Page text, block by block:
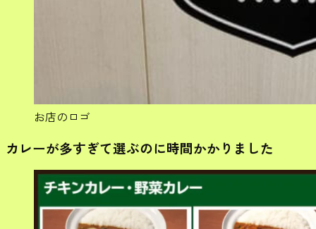
お店のロゴ
カレーが多すぎて選ぶのに時間かかりました